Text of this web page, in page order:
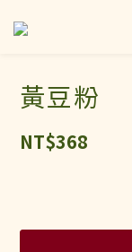
黃豆粉
NT$368